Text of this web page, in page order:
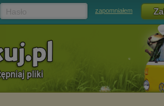
zapomniałem